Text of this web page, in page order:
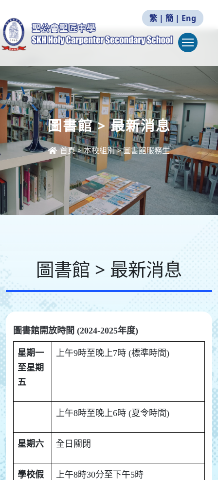
繁 | 簡 | Eng
圖書館 > 最新消息
首頁>本校組別>圖書館服務生
圖書館 > 最新消息
圖書館開放時間 (2024-2025年度)
星期一
至星期
五
上午9時至晚上7時 (標準時間)
上午8時至晚上6時 (夏令時間)
星期六 全日關閉
學校假
上午8時30分至下午5時